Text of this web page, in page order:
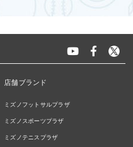
店舗ブランド
ミズノフットサルプラザ
ミズノスポーツプラザ
ミズノテニスプラザ